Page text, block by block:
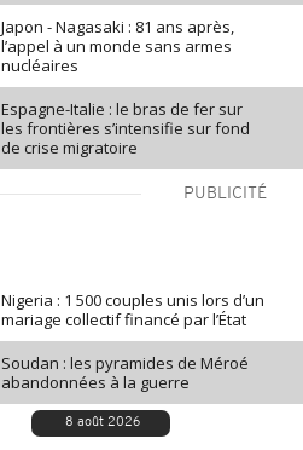
Japon - Nagasaki : 81 ans après,
l’appel à un monde sans armes
nucléaires
Espagne-Italie : le bras de fer sur
les frontières s’intensifie sur fond
de crise migratoire
PUBLICITÉ
Nigeria : 1 500 couples unis lors d’un
mariage collectif financé par l’État
Soudan : les pyramides de Méroé
abandonnées à la guerre
8 août 2026